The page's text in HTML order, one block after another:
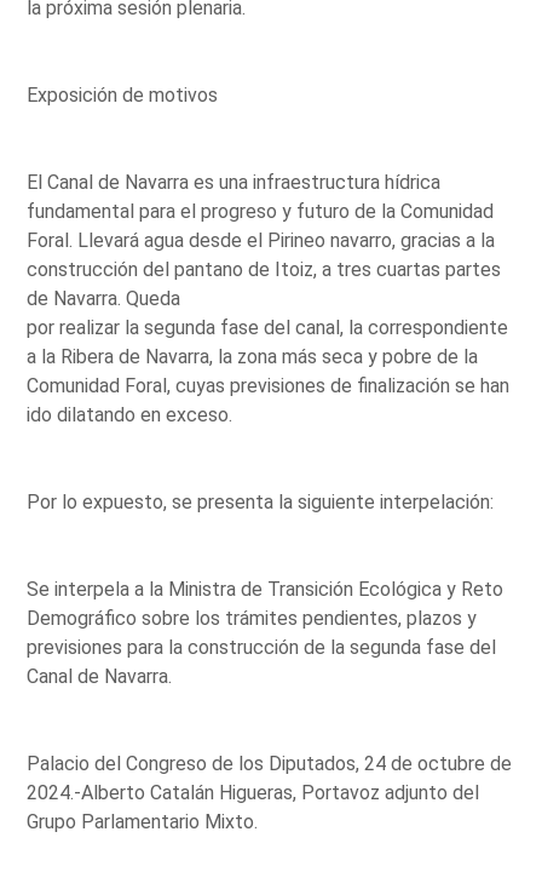
la próxima sesión plenaria.
Exposición de motivos
El Canal de Navarra es una infraestructura hídrica
fundamental para el progreso y futuro de la Comunidad
Foral. Llevará agua desde el Pirineo navarro, gracias a la
construcción del pantano de Itoiz, a tres cuartas partes
de Navarra. Queda
por realizar la segunda fase del canal, la correspondiente
a la Ribera de Navarra, la zona más seca y pobre de la
Comunidad Foral, cuyas previsiones de finalización se han
ido dilatando en exceso.
Por lo expuesto, se presenta la siguiente interpelación:
Se interpela a la Ministra de Transición Ecológica y Reto
Demográfico sobre los trámites pendientes, plazos y
previsiones para la construcción de la segunda fase del
Canal de Navarra.
Palacio del Congreso de los Diputados, 24 de octubre de
2024.-Alberto Catalán Higueras, Portavoz adjunto del
Grupo Parlamentario Mixto.